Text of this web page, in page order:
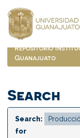
navigation
Repositorio
Guanajuato
Search
Search:
for